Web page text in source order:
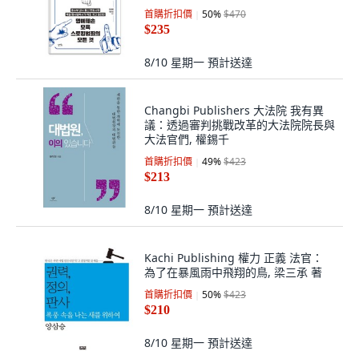
首購折扣價 50%$470
$235
8/10 星期一 預計送達
Changbi Publishers 大法院 我有異
議：透過審判挑戰改革的大法院院長與
大法官們, 權錫千
首購折扣價 49%$423
$213
8/10 星期一 預計送達
Kachi Publishing 權力 正義 法官：
為了在暴風雨中飛翔的鳥, 梁三承 著
首購折扣價 50%$423
$210
8/10 星期一 預計送達